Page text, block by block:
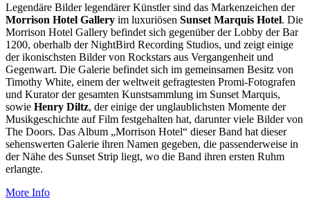
Legendäre Bilder legendärer Künstler sind das Markenzeichen der
Morrison Hotel Gallery im luxuriösen Sunset Marquis Hotel. Die
Morrison Hotel Gallery befindet sich gegenüber der Lobby der Bar
1200, oberhalb der NightBird Recording Studios, und zeigt einige
der ikonischsten Bilder von Rockstars aus Vergangenheit und
Gegenwart. Die Galerie befindet sich im gemeinsamen Besitz von
Timothy White, einem der weltweit gefragtesten Promi-Fotografen
und Kurator der gesamten Kunstsammlung im Sunset Marquis,
sowie Henry Diltz, der einige der unglaublichsten Momente der
Musikgeschichte auf Film festgehalten hat, darunter viele Bilder von
The Doors. Das Album „Morrison Hotel“ dieser Band hat dieser
sehenswerten Galerie ihren Namen gegeben, die passenderweise in
der Nähe des Sunset Strip liegt, wo die Band ihren ersten Ruhm
erlangte.
More Info